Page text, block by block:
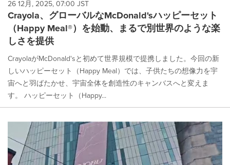
26 12月, 2025, 07:00 JST
Crayola、グローバルなMcDonald'sハッピーセット
（Happy Meal®）を始動、まるで別世界のような楽
しさを提供
CrayolaがMcDonald'sと初めて世界規模で提携しました。今回の新
しいハッピーセット（Happy Meal）では、子供たちの想像力を宇
宙へと羽ばたかせ、宇宙全体を創造性のキャンバスへと変えま
す。 ハッピーセット（Happy...